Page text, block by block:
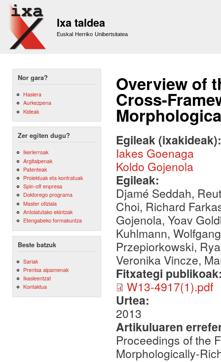
Ixa taldea
Euskal Herriko Unibertsitatea
Nor gara?
Hasiera
Aurkezpena
Kideak
Zer egiten dugu?
Ikerlerroak
Argitalpenak
Patenteak
Proiektuak eta kontratuak
Spin-off enpresa
Doktorego programa
Master ofiziala
Antolatutako ekintzak
Etengabeko formakuntza
Beste batzuk
Sariak
Prentsa aipamenak
Ikasleentzat
Kontaktua
Overview of
Cross-
Egileak
Iakes Goenaga
Koldo Gojenola
Egileak:
Djamé Seddah,
Choi, Richard
Gojenola, Yoav
Kuhlmann,
Przepiorkowski,
Veronika Vincze,
Fitxategi
W13-4917(1).pdf
Urtea:
2013
Artikuluaren
Proceedings of the
Morphologically-